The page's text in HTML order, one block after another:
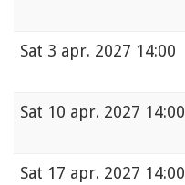
Sat 3 apr. 2027 14:00
Sat 10 apr. 2027 14:00
Sat 17 apr. 2027 14:00